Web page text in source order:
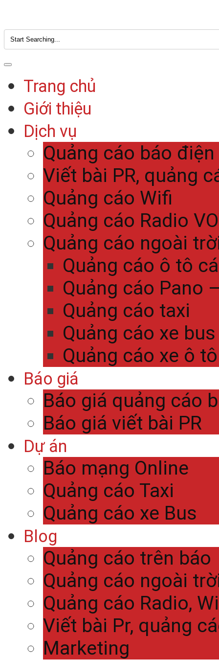
Trang chủ
Giới thiệu
Dịch vụ
Quảng cáo báo
Viết bài PR, quảng
Quảng cáo Wifi
Quảng cáo Radio
Quảng cáo ngoài
Quảng cáo ô tô
Quảng cáo Pano
Quảng cáo taxi
Quảng cáo xe bus
Quảng cáo xe ô
Báo giá
Báo giá quảng cáo
Báo giá viết bài PR
Dự án
Báo mạng Online
Quảng cáo Taxi
Quảng cáo xe Bus
Blog
Quảng cáo trên báo
Quảng cáo ngoài
Quảng cáo Radio,
Viết bài Pr, quảng
Marketing